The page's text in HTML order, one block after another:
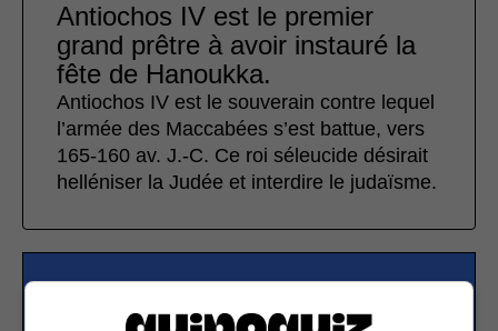
Antiochos IV est le premier
grand prêtre à avoir instauré la
fête de Hanoukka.
Antiochos IV est le souverain contre lequel
l’armée des Maccabées s’est battue, vers
165-160 av. J.-C. Ce roi séleucide désirait
helléniser la Judée et interdire le judaïsme.